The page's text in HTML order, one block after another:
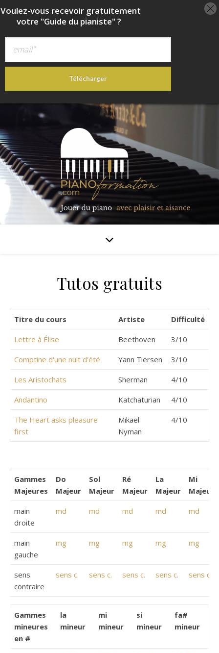
Tutos gratuits
Titre du cours Artiste Difficulté
Lettre à Élise Beethoven 3/10
Comptine d'une nuit d'été Yann Tiersen 3/10
Les Aristochats Sherman 4/10
Andantino Katchaturian 4/10
The Heart asks pleasure
first
Mikael
Nyman
4/10
Gammes
Majeures
Do
Majeur
Sol
Majeur
Ré
Majeur
La
Majeur
Mi
Majeur
main
droite
md md md md md
main
gauche
mg mg mg mg mg
sens
contraire
sens c. sens c. sens c. sens c. sens c.
Gammes
mineures
en #
la
mineur
mi
mineur
si
mineur
fa#
mineur
vous recevoir gratuitement
votre "Guide du pianiste" ?
Télécharger